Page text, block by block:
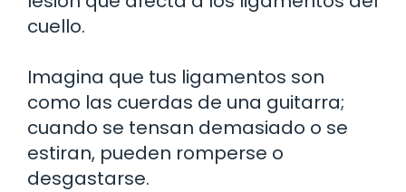
cuello.
Imagina que tus ligamentos son
como las cuerdas de una guitarra;
cuando se tensan demasiado o se
estiran, pueden romperse o
desgastarse.